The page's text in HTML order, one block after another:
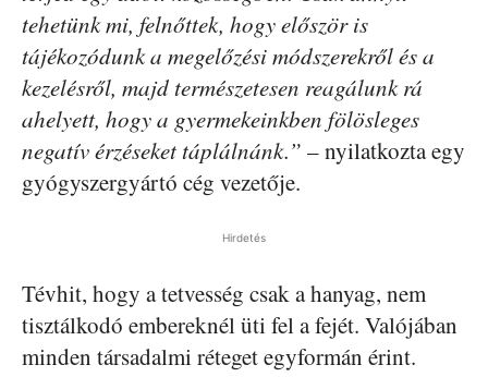
tehetünk mi, felnőttek, hogy először is
tájékozódunk a megelőzési módszerekről és a
kezelésről, majd természetesen reagálunk rá
ahelyett, hogy a gyermekeinkben fölösleges
negatív érzéseket táplálnánk.” – nyilatkozta egy
gyógyszergyártó cég vezetője.
Hirdetés
Tévhit, hogy a tetvesség csak a hanyag, nem
tisztálkodó embereknél üti fel a fejét. Valójában
minden társadalmi réteget egyformán érint.